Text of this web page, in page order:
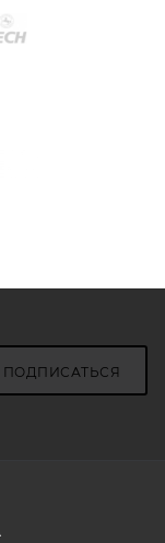
ПОДПИСАТЬСЯ